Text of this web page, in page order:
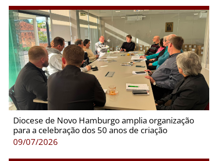
Diocese de Novo Hamburgo amplia organização
para a celebração dos 50 anos de criação
09/07/2026